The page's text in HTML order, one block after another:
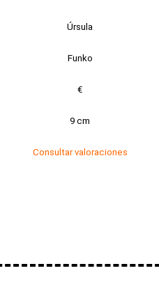
Úrsula
Funko
€
9 cm
Consultar valoraciones